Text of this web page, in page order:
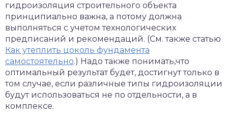
гидроизоляция строительного объекта
принципиально важна, а потому должна
выполняться с учетом технологических
предписаний и рекомендаций. (См. также статью
Как утеплить цоколь фундамента
самостоятельно.) Надо также понимать,что
оптимальный результат будет, достигнут только в
том случае, если различные типы гидроизоляции
будут использоваться не по отдельности, а в
комплексе.